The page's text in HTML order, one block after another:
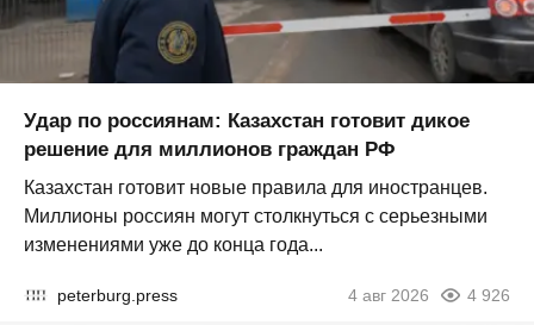
Удар по россиянам: Казахстан готовит дикое
решение для миллионов граждан РФ
Казахстан готовит новые правила для иностранцев.
Миллионы россиян могут столкнуться с серьезными
изменениями уже до конца года...
peterburg.press 4 авг 2026 4 926